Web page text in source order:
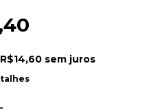
R$14,60 sem juros